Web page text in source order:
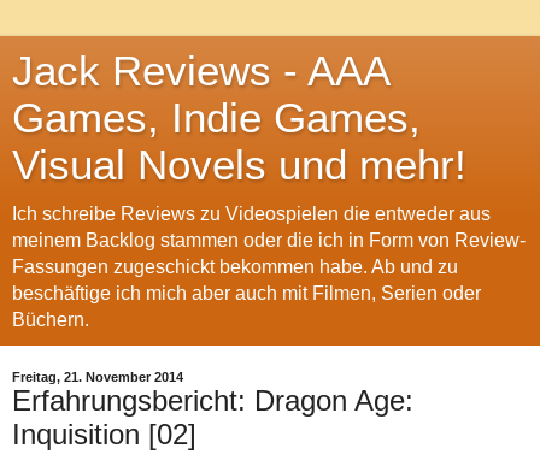
Jack Reviews - AAA
Games, Indie Games,
Visual Novels und mehr!
Ich schreibe Reviews zu Videospielen die entweder aus
meinem Backlog stammen oder die ich in Form von Review-
Fassungen zugeschickt bekommen habe. Ab und zu
beschäftige ich mich aber auch mit Filmen, Serien oder
Büchern.
Freitag, 21. November 2014
Erfahrungsbericht: Dragon Age:
Inquisition [02]